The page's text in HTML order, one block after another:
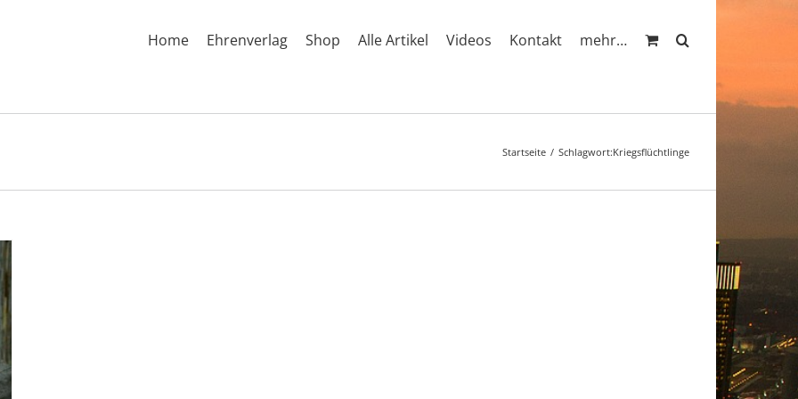
Home Ehrenverlag Shop Alle Artikel Videos Kontakt mehr…
Startseite Schlagwort:Kriegsflüchtlinge